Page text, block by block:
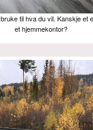
til hva du vil. Kanskje et
et hjemmekontor?